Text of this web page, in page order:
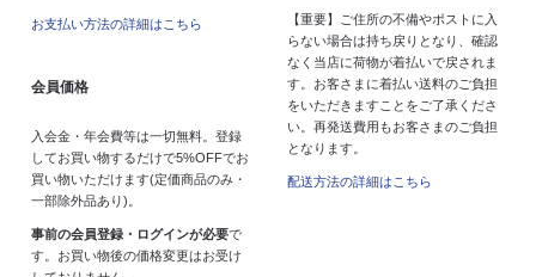
お支払い方法の詳細はこちら
会員価格
入会金・年会費等は一切無料。登録
してお買い物するだけで5%OFFでお
買い物いただけます(定価商品のみ・
一部除外品あり)。
事前の会員登録・ログインが必要で
す。お買い物後の価格変更はお受け
【重要】ご住所の不備やポストに入
らない場合は持ち戻りとなり、確認
なく当店に荷物が着払いで戻されま
す。お客さまに着払い送料のご負担
をいただきますことをご了承くださ
い。再発送費用もお客さまのご負担
となります。
配送方法の詳細はこちら